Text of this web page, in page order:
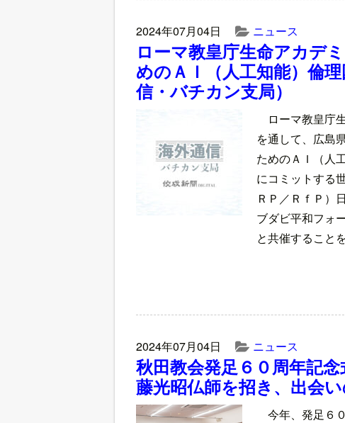
2024年07月04日 ニュース
ローマ教皇庁生命アカデ
めのＡＩ（人工知能）倫
信・バチカン支局）
ローマ教皇庁
を通して、広島
ためのＡＩ（人
にコミットする
ＲＰ／ＲｆＰ）
ブダビ平和フォ
と共催すること
2024年07月04日 ニュース
秋田教会発足６０周年記
藤光昭仏師を招き、出会
今年、発足６